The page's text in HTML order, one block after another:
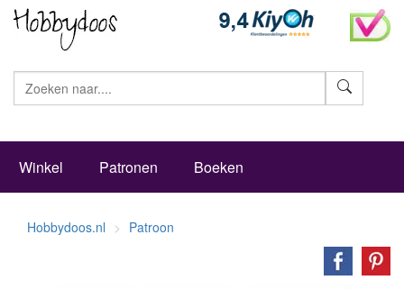
Winkel Patronen Boeken
Hobbydoos.nl Patroon